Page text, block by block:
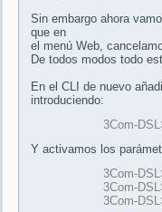
Sin embargo ahora
que en
el menú Web,
De todos modos todo
En el CLI de nuevo
introduciendo:
3Com-
Y activamos los
3Com-
3Com-
3Com-